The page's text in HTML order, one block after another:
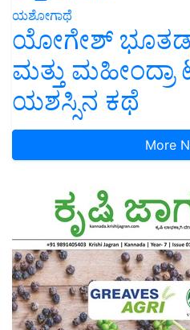
ಯಶೋಗಾಥೆ
ಯೋಗೇಶ್
ಮತ್ತು ಮಹೀಂದ್ರಾ
ಯಶಸ್ಸಿನ ಕಥೆ
More